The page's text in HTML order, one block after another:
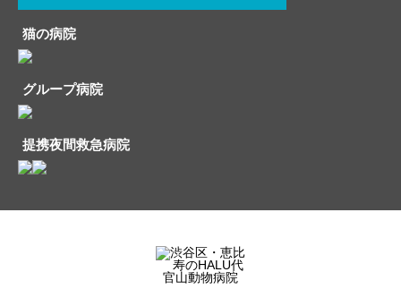
猫の病院
グループ病院
提携夜間救急病院